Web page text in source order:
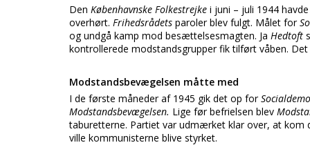
Den Københavnske Folkestrejke i juni – juli 1944
overhørt. Frihedsrådets paroler blev fulgt. Målet for
og undgå kamp mod besættelsesmagten. Ja Hedtoft
kontrollerede modstandsgrupper fik tilført våben.
Modstandsbevægelsen måtte med
I de første måneder af 1945 gik det op for
Modstandsbevægelsen. Lige før befrielsen blev
taburetterne. Partiet var udmærket klar over, at kom
ville kommunisterne blive styrket.